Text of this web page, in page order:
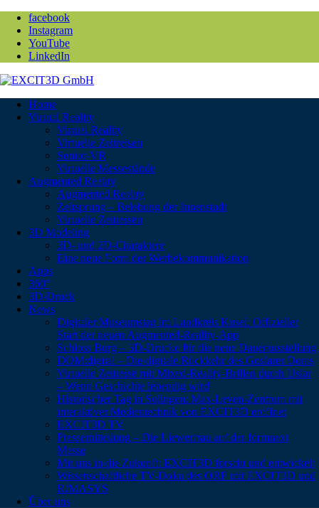
facebook
Instagram
YouTube
LinkedIn
Home
Virtual Reality
Virtual Reality
Virtuelle Zeitreisen
Senior-VR
Virtuelle Messestände
Augmented Reality
Augmented Reality
Zeitsprung – Belebung der Innenstadt
Virtuelle Zeitreisen
3D Modeling
3D- und 2D-Charaktere
Eine neue Form der Werbekommunikation
Apps
360°
3D-Druck
News
Digitaler Museumstag im Landkreis Kusel: Offizieller
Start der neuen Augmented-Reality-App
Schloss Burg – 3D-Drucke für die neue Dauerausstellung
DOM:digital – Die digitale Rückkehr des Goslarer Doms
Virtuelle Zeitreise mit Mixed-Reality-Brillen durch Uslar
– Wenn Geschichte lebendig wird
Historischer Tag in Solingen: Max-Leven-Zentrum mit
interaktiver Medientechnik von EXCIT3D eröffnet
EXCIT3D TV
Pressemitteilung – Die Liewerfrau auf der formnext
Messe
Mit uns in die Zukunft: EXCIT3D forscht und entwickelt
Wissenschaftliche TV-Doku des ORF mit EXCIT3D und
RIMASYS
Über uns